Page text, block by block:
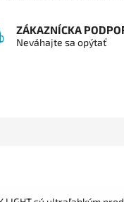
ZÁKAZNÍCKA
Neváhajte sa opýtať